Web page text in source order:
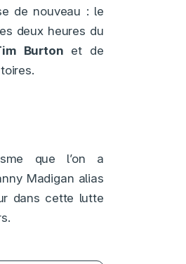
de nouveau : le
deux heures du
Burton et de
que l’on a
Madigan alias
dans cette lutte